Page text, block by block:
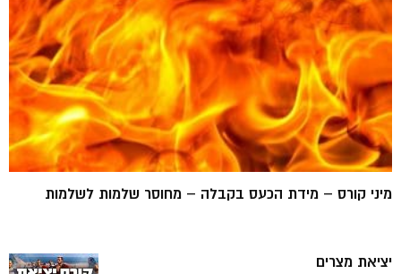
מיני קורס – מידת הכעס בקבלה – מחוסר שלמות לשלמות
יציאת מצרים